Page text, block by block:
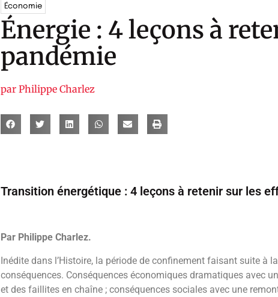
Économie
Énergie : 4 leçons à
pandémie
par Philippe Charlez
Transition énergétique : 4 leçons à retenir sur les
Par Philippe Charlez.
Inédite dans l’Histoire, la période de confinement faisant suite à
conséquences. Conséquences économiques dramatiques avec
et des faillites en chaîne ; conséquences sociales avec une